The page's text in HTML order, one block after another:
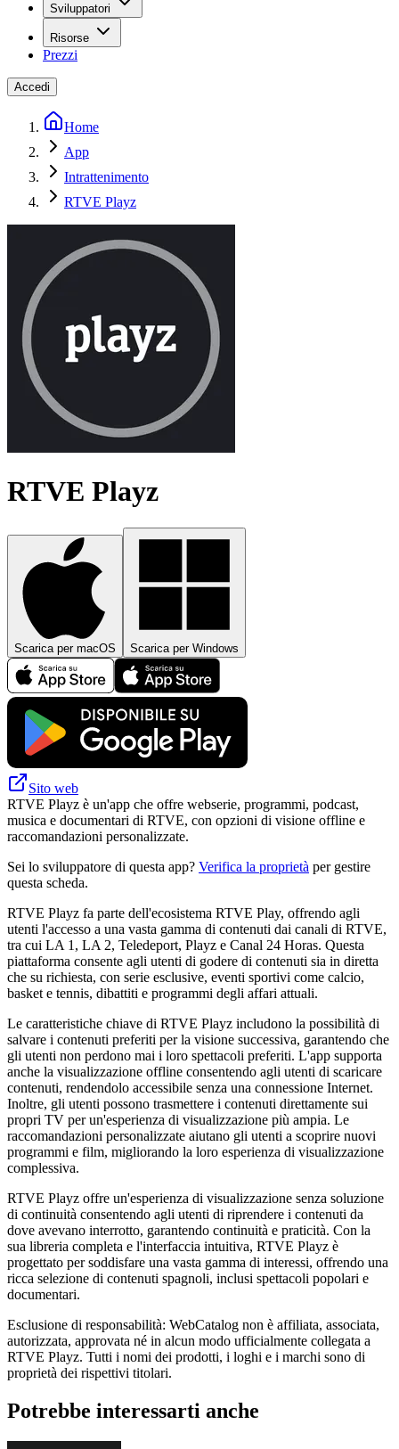
Sviluppatori
Risorse
Prezzi
Accedi
Home
App
Intrattenimento
RTVE Playz
RTVE Playz
Scarica per macOS Scarica per Windows
Sito web
RTVE Playz è un'app che offre webserie, programmi, podcast,
musica e documentari di RTVE, con opzioni di visione offline e
raccomandazioni personalizzate.
Sei lo sviluppatore di questa app? Verifica la proprietà per gestire
questa scheda.
RTVE Playz fa parte dell'ecosistema RTVE Play, offrendo agli
utenti l'accesso a una vasta gamma di contenuti dai canali di RTVE,
tra cui LA 1, LA 2, Teledeport, Playz e Canal 24 Horas. Questa
piattaforma consente agli utenti di godere di contenuti sia in diretta
che su richiesta, con serie esclusive, eventi sportivi come calcio,
basket e tennis, dibattiti e programmi degli affari attuali.
Le caratteristiche chiave di RTVE Playz includono la possibilità di
salvare i contenuti preferiti per la visione successiva, garantendo che
gli utenti non perdono mai i loro spettacoli preferiti. L'app supporta
anche la visualizzazione offline consentendo agli utenti di scaricare
contenuti, rendendolo accessibile senza una connessione Internet.
Inoltre, gli utenti possono trasmettere i contenuti direttamente sui
propri TV per un'esperienza di visualizzazione più ampia. Le
raccomandazioni personalizzate aiutano gli utenti a scoprire nuovi
programmi e film, migliorando la loro esperienza di visualizzazione
complessiva.
RTVE Playz offre un'esperienza di visualizzazione senza soluzione
di continuità consentendo agli utenti di riprendere i contenuti da
dove avevano interrotto, garantendo continuità e praticità. Con la
sua libreria completa e l'interfaccia intuitiva, RTVE Playz è
progettato per soddisfare una vasta gamma di interessi, offrendo una
ricca selezione di contenuti spagnoli, inclusi spettacoli popolari e
documentari.
Esclusione di responsabilità: WebCatalog non è affiliata, associata,
autorizzata, approvata né in alcun modo ufficialmente collegata a
RTVE Playz. Tutti i nomi dei prodotti, i loghi e i marchi sono di
proprietà dei rispettivi titolari.
Potrebbe interessarti anche